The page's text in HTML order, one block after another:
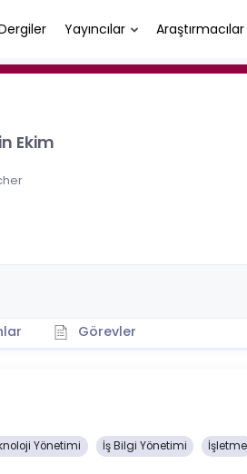
Yayıncılar Araştırmacılar
Ekim
Görevler
Yönetimi İş Bilgi Yönetimi İşletme